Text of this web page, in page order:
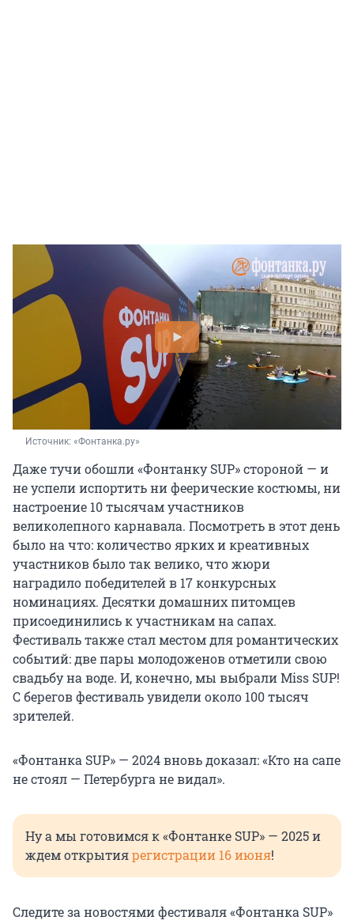
Источник: «Фонтанка.ру»
Даже тучи обошли «Фонтанку SUP» стороной — и
не успели испортить ни феерические костюмы, ни
настроение 10 тысячамучастников
великолепного карнавала. Посмотреть в этот день
было на что: количество ярких и креативных
участников было так велико, что жюри
наградило победителей в 17 конкурсных
номинациях. Десятки домашних питомцев
присоединились к участникам на сапах.
Фестиваль также стал местом для романтических
событий: две пары молодоженов отметили свою
свадьбу на воде. И, конечно, мы выбрали Miss SUP!
С берегов фестиваль увидели около 100 тысяч
зрителей.
«Фонтанка SUP» — 2024 вновь доказал: «Кто на сапе
не стоял — Петербурга не видал».
Ну а мы готовимся к «Фонтанке SUP» — 2025 и
ждем открытиярегистрации 16 июня!
Следите за новостями фестиваля «Фонтанка SUP»